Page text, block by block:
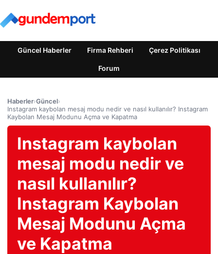
Güncel Haberler Firma Rehberi Çerez Politikası
Forum
Haberler›Güncel›
Instagram kaybolan mesaj modu nedir ve nasıl kullanılır? Instagram
Kaybolan Mesaj Modunu Açma ve Kapatma
Instagram kaybolan
mesaj modu nedir ve
nasıl kullanılır?
Instagram Kaybolan
Mesaj Modunu Açma
ve Kapatma